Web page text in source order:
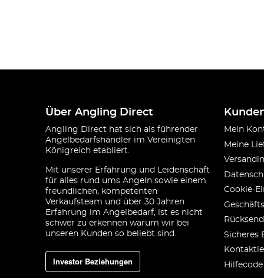
Über Angling Direct
Angling Direct hat sich als führender
Angelbedarfshändler im Vereinigten
Königreich etabliert.
Mit unserer Erfahrung und Leidenschaft
für alles rund ums Angeln sowie einem
freundlichen, kompetenten
Verkaufsteam und über 30 Jahren
Erfahrung im Angelbedarf, ist es nicht
schwer zu erkennen warum wir bei
unseren Kunden so beliebt sind.
Investor Beziehungen
Mein
Meine
Cookie-
Sicheres